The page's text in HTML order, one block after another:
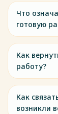
Что
готовую
Как
работу?
Как
возникли